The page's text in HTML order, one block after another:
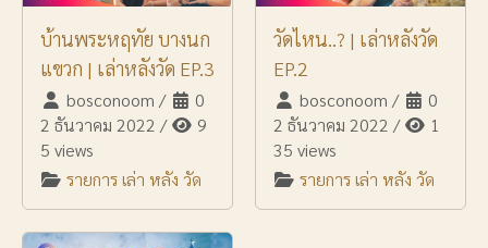
บ้านพระหฤทัย บางนก
แขวก | เล่าหลังวัด EP.3
bosconoom /
0
2 ธันวาคม 2022 /
9
5 views
รายการ เล่า หลัง วัด
วัดไหน..? | เล่าหลังวัด
EP.2
bosconoom /
0
2 ธันวาคม 2022 /
1
35 views
รายการ เล่า หลัง วัด